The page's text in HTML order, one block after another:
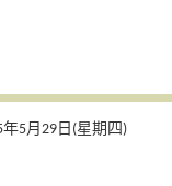
5月29日(星期四)